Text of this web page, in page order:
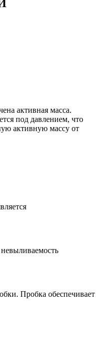
активная масса.
под давлением, что
активную массу от
Пробка обеспечивает